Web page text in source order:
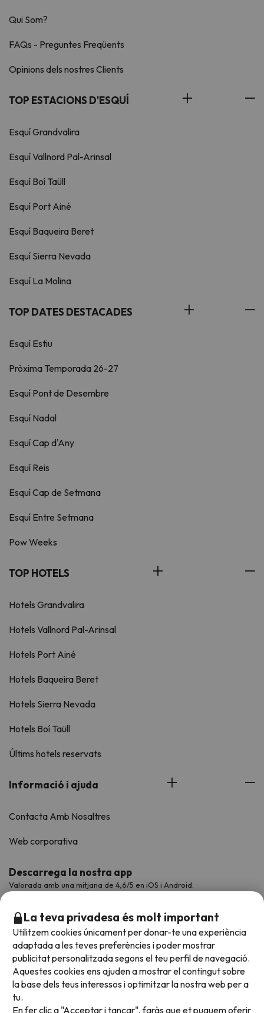
Qui Som?
FAQs - Preguntes Freqüents
Opinions dels nostres Clients
TOP ESTACIONS D'ESQUÍ
Esquí Grandvalira
Esquí Vallnord Pal-Arinsal
Esquí Boí Taüll
Esquí Port Ainé
Esquí Baqueira Beret
Esquí Sierra Nevada
Esquí La Molina
TOP DATES DESTACADES
Esquí Estiu
Pròxima Temporada 26-27
Esquí Pont de Desembre
Esquí Nadal
Esquí Cap d'Any
Esquí Reis
Esquí Cap de Setmana
Esquí Entre Setmana
Pow Weeks
TOP HOTELS
Hotels Grandvalira
Hotels Vallnord Pal-Arinsal
Hotels Port Ainé
Hotels Baqueira Beret
Hotels Sierra Nevada
Hotels Boí Taüll
Últims hotels reservats
Informació i ajuda
Contacta Amb Nosaltres
Web corporativa
Descarrega la nostra app
Valorada amb una mitjana de 4,6/5 en iOS i Android.
La teva privadesa és molt important
Utilitzem cookies únicament per donar-te una experiència
adaptada a les teves preferències i poder mostrar
publicitat personalitzada segons el teu perfil de navegació.
Aquestes cookies ens ajuden a mostrar el contingut sobre
la base dels teus interessos i optimitzar la nostra web per a
tu.
En fer clic a "Acceptar i tancar", faràs que et puguem oferir